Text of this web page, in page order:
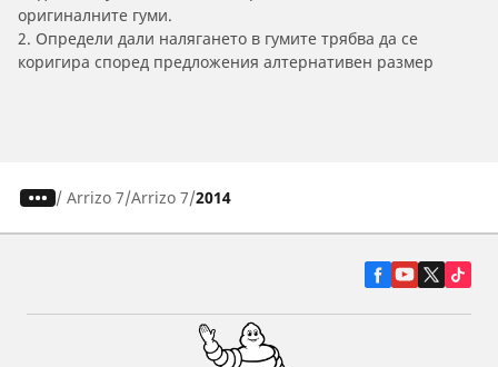
оригиналните гуми.
2. Определи дали налягането в гумите трябва да се
коригира според предложения алтернативен размер
/ Arrizo 7 Arrizo 7 2014